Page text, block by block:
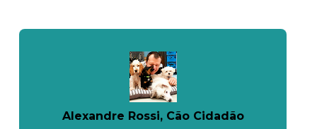
Alexandre Rossi, Cão Cidadão